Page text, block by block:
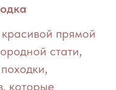
прямой
стати,
которые